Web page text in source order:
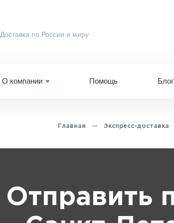
Доставка по России и миру
О компании Помощь Блог
Главная — Экспресс-доставка
Отправить